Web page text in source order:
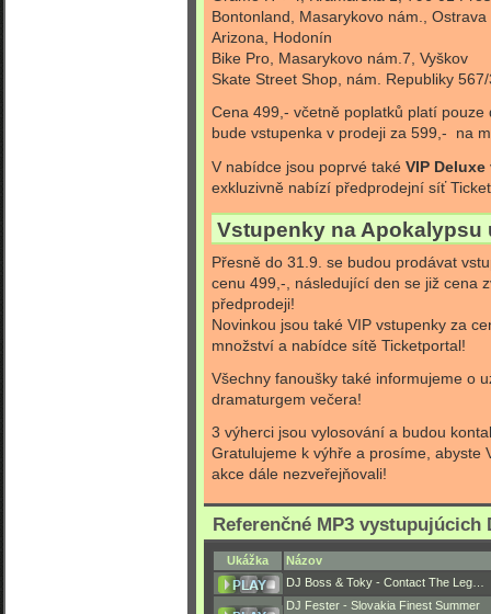
Bontonland, Masarykovo nám., Ostrava
Arizona, Hodonín
Bike Pro, Masarykovo nám.7, Vyškov
Skate Street Shop, nám. Republiky
Cena 499,- včetně poplatků platí
bude vstupenka v prodeji za 599,- na
V nabídce jsou poprvé také VIP
exkluzivně nabízí předprodejní síť
Vstupenky na Apokalypsu
Přesně do 31.9. se budou prodávat
cenu 499,-, následující den se již cena
předprodeji!
Novinkou jsou také VIP vstupenky za
množství a nabídce sítě Ticketportal!
Všechny fanoušky také informujeme o
dramaturgem večera!
3 výherci jsou vylosování a budou
Gratulujeme k výhře a prosíme, abyste
akce dále nezveřejňovali!
Referenčné MP3 vystupujúcich
Ukážka
Názov
DJ Boss & Toky - Contact The Leg…
DJ Fester - Slovakia Finest Summer